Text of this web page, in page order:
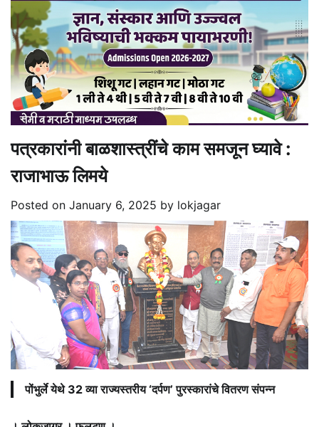
पत्रकारांनी बाळशास्त्रींचे काम समजून घ्यावे :
राजाभाऊ लिमये
Posted on January 6, 2025 by lokjagar
पोंभुर्ले येथे 32 व्या राज्यस्तरीय ‘दर्पण’ पुरस्कारांचे वितरण संपन्न